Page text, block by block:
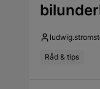
Råd & tips